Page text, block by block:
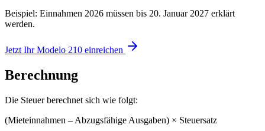
Beispiel: Einnahmen 2026 müssen bis 20. Januar 2027 erklärt
werden.
Jetzt Ihr Modelo 210 einreichen
Berechnung
Die Steuer berechnet sich wie folgt:
(Mieteinnahmen – Abzugsfähige Ausgaben) × Steuersatz